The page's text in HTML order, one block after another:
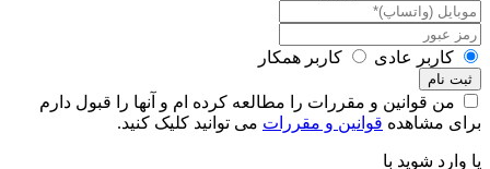
کاربر عادی کاربر همکار
من قوانین و مقررات را مطالعه کرده ام و آنها را قبول دارم
برای مشاهده قوانین و مقررات می توانید کلیک کنید.
یا وارد شوید با